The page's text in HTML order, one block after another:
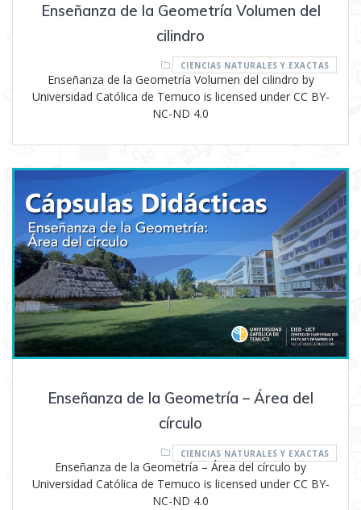
Enseñanza de la Geometría Volumen del
cilindro
CIENCIAS NATURALES Y EXACTAS
Enseñanza de la Geometría Volumen del cilindro by
Universidad Católica de Temuco is licensed under CC BY-
NC-ND 4.0
Enseñanza de la Geometría – Área del
círculo
CIENCIAS NATURALES Y EXACTAS
Enseñanza de la Geometría – Área del círculo by
Universidad Católica de Temuco is licensed under CC BY-
NC-ND 4.0